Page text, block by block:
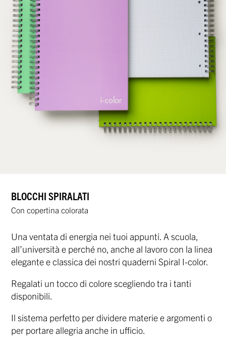
BLOCCHI SPIRALATI
Con copertina colorata
Una ventata di energia nei tuoi appunti. A scuola,
all’università e perché no, anche al lavoro con la linea
elegante e classica dei nostri quaderni Spiral I-color.
Regalati un tocco di colore scegliendo tra i tanti
disponibili.
Il sistema perfetto per dividere materie e argomenti o
per portare allegria anche in ufficio.